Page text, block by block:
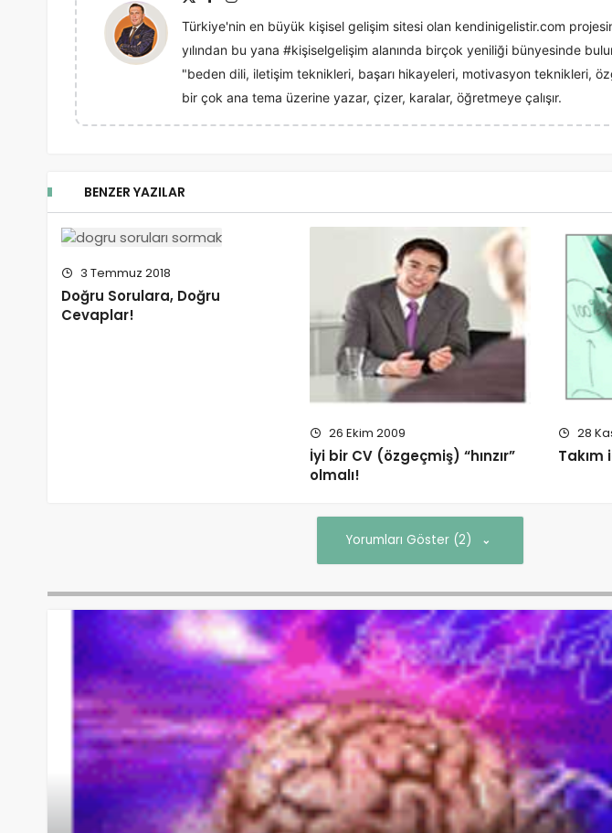
Türkiye'nin en büyük kişisel gelişim sitesi olan kendinigelistir.com
yılından bu yana #kişiselgelişim alanında birçok yeniliği bünyesinde
"beden dili, iletişim teknikleri, başarı hikayeleri, motivasyon teknikleri,
bir çok ana tema üzerine yazar, çizer, karalar, öğretmeye çalışır.
BENZER YAZILAR
3 Temmuz 2018
Doğru Sorulara, Doğru
Cevaplar!
26 Ekim 2009
İyi bir CV (özgeçmiş) “hınzır”
olmalı!
28
Takım
Yorumları Göster (2)